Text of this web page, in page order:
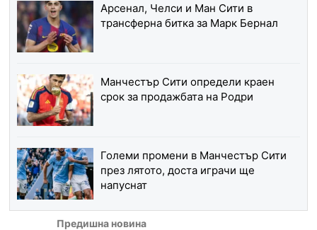
Арсенал, Челси и Ман Сити в
трансферна битка за Марк Бернал
Манчестър Сити определи краен
срок за продажбата на Родри
Големи промени в Манчестър Сити
през лятото, доста играчи ще
напуснат